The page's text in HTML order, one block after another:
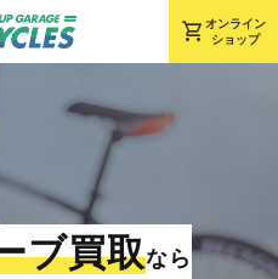
shopping_cart オンライン
ショップ
ブ買取なら